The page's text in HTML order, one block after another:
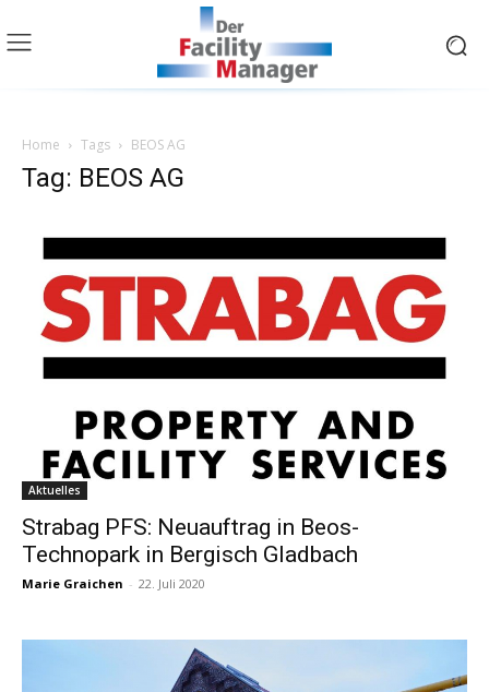
Home Tags BEOS AG
Tag: BEOS AG
Aktuelles
Strabag PFS: Neuauftrag in Beos-
Technopark in Bergisch Gladbach
Marie Graichen - 22. Juli 2020